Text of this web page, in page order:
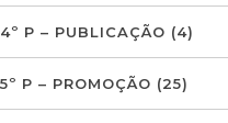
4º P – PUBLICAÇÃO (4)
5º P – PROMOÇÃO (25)